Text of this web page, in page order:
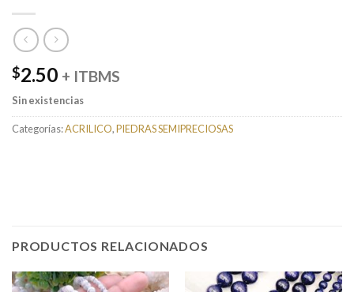
$2.50 + ITBMS
Sin existencias
Categorías:ACRILICO,PIEDRAS SEMIPRECIOSAS
PRODUCTOS RELACIONADOS